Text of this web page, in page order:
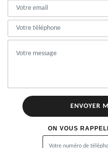
ON VOUS